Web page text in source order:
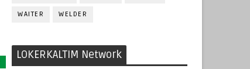
WAITER WELDER
LOKERKALTIM Network